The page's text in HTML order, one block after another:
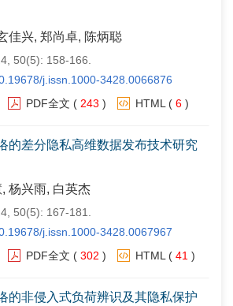
佳兴, 郑尚卓, 陈炳聪
50(5): 158-166.
j.issn.1000-3428.0066876
PDF全文 ( 243 ) HTML ( 6 )
的差分隐私高维数据发布技术研究
杨兴雨, 白英杰
50(5): 167-181.
j.issn.1000-3428.0067967
PDF全文 ( 302 ) HTML ( 41 )
的非侵入式负荷辨识及其隐私保护